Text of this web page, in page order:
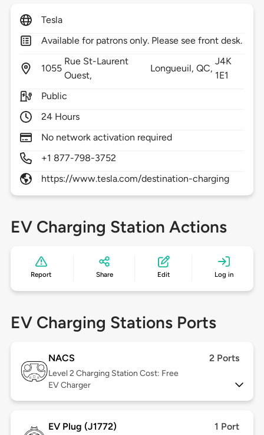
Tesla
Available for patrons only. Please see front desk.
1055
Rue St-Laurent
Ouest,
Longueuil,QC,
J4K
1E1
Public
24 Hours
No network activation required
+1 877-798-3752
https://www.tesla.com/destination-charging
EV Charging Station Actions
Report Share Edit Log in
EV Charging Stations Ports
NACS 2 Ports
Level 2 Charging Station Cost: Free
EV Charger
EV Plug (J1772) 1 Port